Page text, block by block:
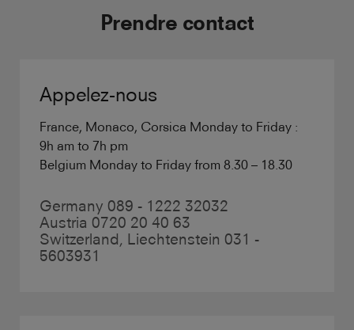
Prendre contact
Appelez-nous
France, Monaco, Corsica Monday to Friday :
9h am to 7h pm
Belgium Monday to Friday from 8.30 – 18.30
Germany 089 - 1222 32032
Austria 0720 20 40 63
Switzerland, Liechtenstein 031 -
5603931